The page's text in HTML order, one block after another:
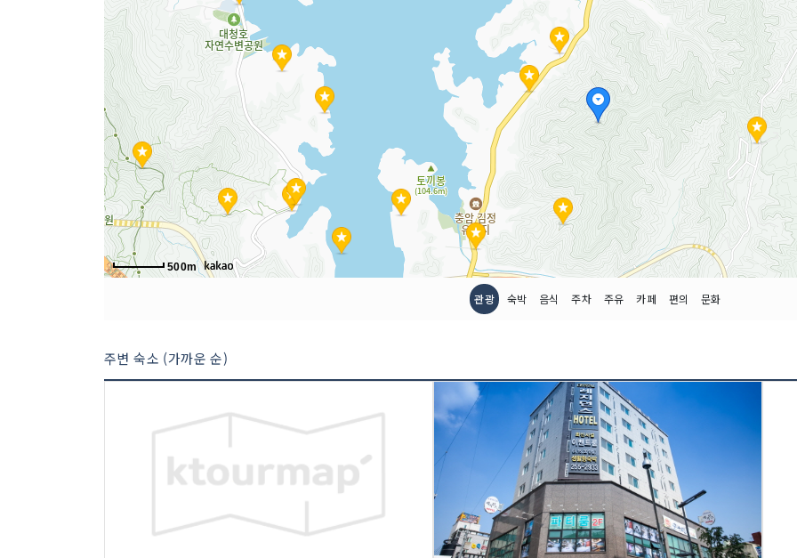
500m
관광 숙박 음식 주차 주유 카페 편의 문화
주변 숙소 (가까운 순)